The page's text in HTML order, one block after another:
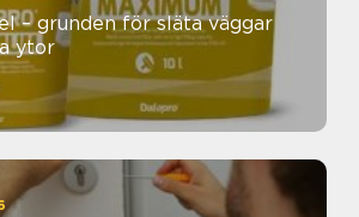
– grunden för släta väggar
ytor